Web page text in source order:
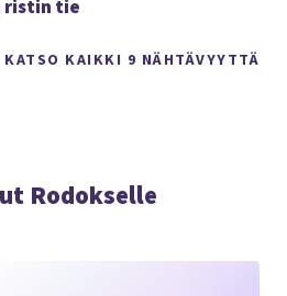
KATSO KAIKKI 9 NÄHTÄVYYTTÄ
ristin tie
Rodokselle